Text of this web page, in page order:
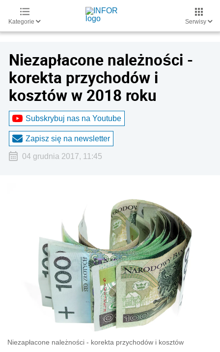
Kategorie Serwisy
Niezapłacone należności -
korekta przychodów i
kosztów w 2018 roku
Subskrybuj nas na Youtube
Zapisz się na newsletter
04 grudnia 2017, 11:45
Niezapłacone należności - korekta przychodów i kosztów